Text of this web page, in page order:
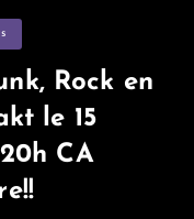
Rock en
le 15
CA